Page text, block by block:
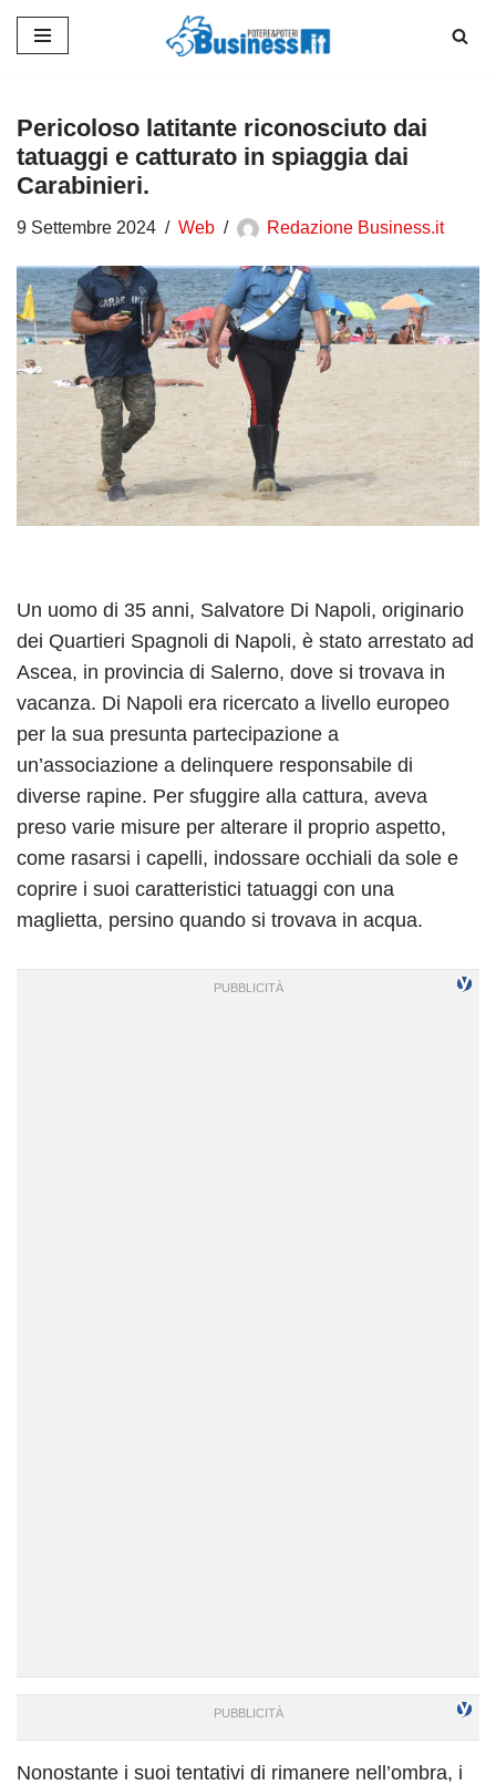
contenuto
Pericoloso latitante riconosciuto dai
tatuaggi e catturato in spiaggia dai
Carabinieri.
9 Settembre 2024 Web Redazione Business.it
Un uomo di 35 anni, Salvatore Di Napoli, originario
dei Quartieri Spagnoli di Napoli, è stato arrestato ad
Ascea, in provincia di Salerno, dove si trovava in
vacanza. Di Napoli era ricercato a livello europeo
per la sua presunta partecipazione a
un’associazione a delinquere responsabile di
diverse rapine. Per sfuggire alla cattura, aveva
preso varie misure per alterare il proprio aspetto,
come rasarsi i capelli, indossare occhiali da sole e
coprire i suoi caratteristici tatuaggi con una
maglietta, persino quando si trovava in acqua.
Nonostante i suoi tentativi di rimanere nell’ombra, i